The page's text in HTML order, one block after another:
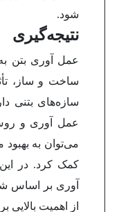
شود.
نتیجه‌گیری
عمل آوری بتن
ساخت و ساز،
سازه‌های بتنی
عمل آوری و
می‌توان به
کمک کرد. در
آوری بر اساس
از اهمیت بالایی